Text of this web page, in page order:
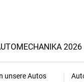
2026
unsere Autos